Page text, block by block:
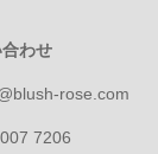
わせ
rose.com
7206